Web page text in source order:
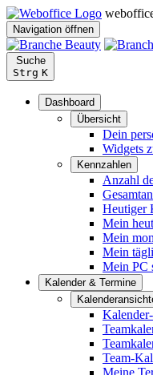
Navigation öffnen
Suche
Strg K
Dashboard
Übersicht
Dein
Widgets
Kennzahlen
Anzahl
Heutiger
Mein
Mein
Mein
Mein PC
Kalender & Termine
Team-
Meine